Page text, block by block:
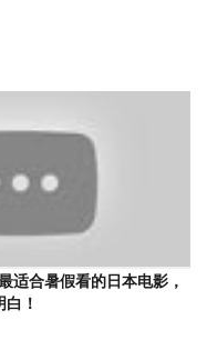
适合暑假看的日本电影，
！